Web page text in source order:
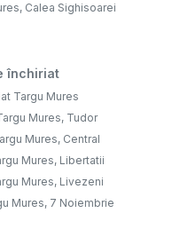
Calea Sighisoarei
închiriat
Targu Mures
Mures, Tudor
Mures, Central
Mures, Libertatii
Mures, Livezeni
Mures, 7 Noiembrie